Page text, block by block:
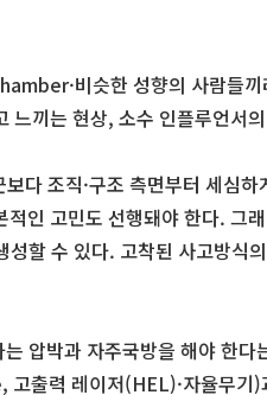
비슷한 성향의 사람들
느끼는 현상, 소수 인플루언서
다 조직·구조 측면부터 세심
인 고민도 선행돼야 한다. 그
할 수 있다. 고착된 사고방식
압박과 자주국방을 해야 한다
고출력 레이저(HEL)·자율무기